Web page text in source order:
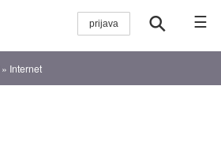
☰
» Internet